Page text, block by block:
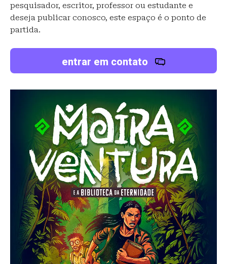
pesquisador, escritor, professor ou estudante e
deseja publicar conosco, este espaço é o ponto de
partida.
entrar em contato